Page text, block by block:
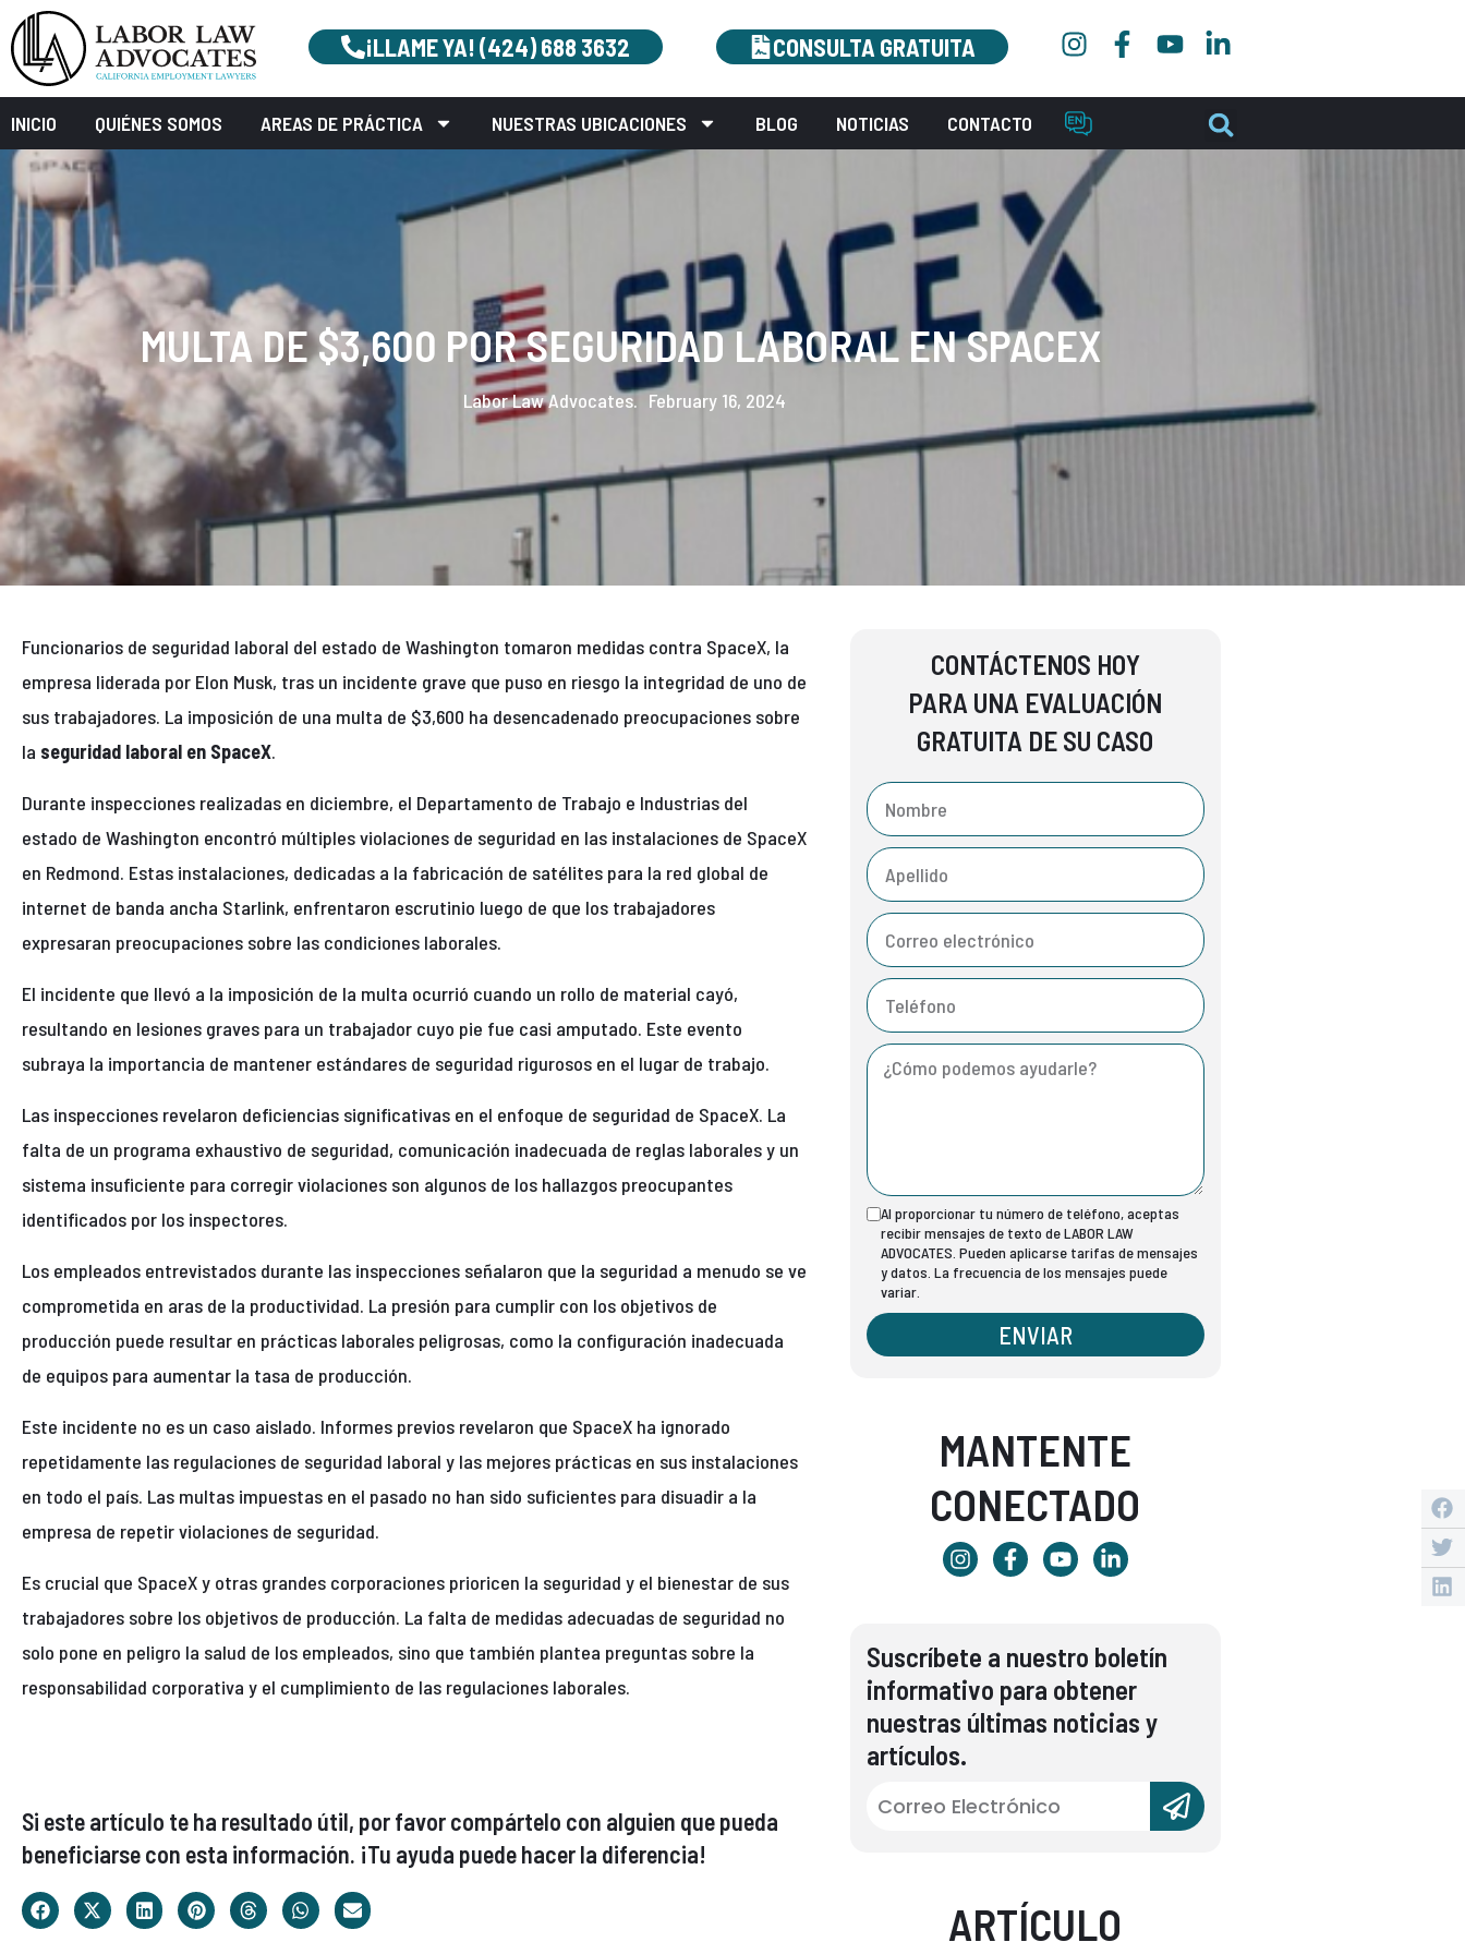
¡LLAME YA! (424) 688 3632 CONSULTA GRATUITA
INICIO QUIÉNES SOMOS AREAS DE PRÁCTICA NUESTRAS UBICACIONES BLOG NOTICIAS CONTACTO
MULTA DE $3,600 POR SEGURIDAD LABORAL EN SPACEX
Labor Law Advocates. February 16, 2024
Funcionarios de seguridad laboral del estado de Washington tomaron medidas contra SpaceX, la
empresa liderada por Elon Musk, tras un incidente grave que puso en riesgo la integridad de uno de
sus trabajadores. La imposición de una multa de $3,600 ha desencadenado preocupaciones sobre
la seguridad laboral en SpaceX.
Durante inspecciones realizadas en diciembre, el Departamento de Trabajo e Industrias del
estado de Washington encontró múltiples violaciones de seguridad en las instalaciones de SpaceX
en Redmond. Estas instalaciones, dedicadas a la fabricación de satélites para la red global de
internet de banda ancha Starlink, enfrentaron escrutinio luego de que los trabajadores
expresaran preocupaciones sobre las condiciones laborales.
El incidente que llevó a la imposición de la multa ocurrió cuando un rollo de material cayó,
resultando en lesiones graves para un trabajador cuyo pie fue casi amputado. Este evento
subraya la importancia de mantener estándares de seguridad rigurosos en el lugar de trabajo.
Las inspecciones revelaron deficiencias significativas en el enfoque de seguridad de SpaceX. La
falta de un programa exhaustivo de seguridad, comunicación inadecuada de reglas laborales y un
sistema insuficiente para corregir violaciones son algunos de los hallazgos preocupantes
identificados por los inspectores.
Los empleados entrevistados durante las inspecciones señalaron que la seguridad a menudo se ve
comprometida en aras de la productividad. La presión para cumplir con los objetivos de
producción puede resultar en prácticas laborales peligrosas, como la configuración inadecuada
de equipos para aumentar la tasa de producción.
Este incidente no es un caso aislado. Informes previos revelaron que SpaceX ha ignorado
repetidamente las regulaciones de seguridad laboral y las mejores prácticas en sus instalaciones
en todo el país. Las multas impuestas en el pasado no han sido suficientes para disuadir a la
empresa de repetir violaciones de seguridad.
Es crucial que SpaceX y otras grandes corporaciones prioricen la seguridad y el bienestar de sus
trabajadores sobre los objetivos de producción. La falta de medidas adecuadas de seguridad no
solo pone en peligro la salud de los empleados, sino que también plantea preguntas sobre la
responsabilidad corporativa y el cumplimiento de las regulaciones laborales.
Si este artículo te ha resultado útil, por favor compártelo con alguien que pueda
beneficiarse con esta información. ¡Tu ayuda puede hacer la diferencia!
CONTÁCTENOS HOY
PARA UNA EVALUACIÓN
GRATUITA DE SU CASO
Al proporcionar tu número de teléfono, aceptas
recibir mensajes de texto de LABOR LAW
ADVOCATES. Pueden aplicarse tarifas de mensajes
y datos. La frecuencia de los mensajes puede
variar.
ENVIAR
MANTENTE
CONECTADO
Suscríbete a nuestro boletín
informativo para obtener
nuestras últimas noticias y
artículos.
ARTÍCULO